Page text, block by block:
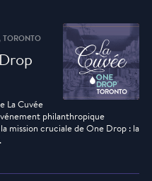
TORONTO
La Cuvée
philanthropique
mission cruciale de One Drop : la